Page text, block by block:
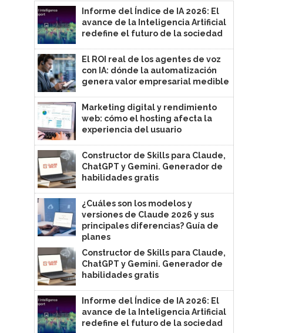
Informe del Índice de IA 2026: El
avance de la Inteligencia Artificial
redefine el futuro de la sociedad
El ROI real de los agentes de voz
con IA: dónde la automatización
genera valor empresarial medible
Marketing digital y rendimiento
web: cómo el hosting afecta la
experiencia del usuario
Constructor de Skills para Claude,
ChatGPT y Gemini. Generador de
habilidades gratis
¿Cuáles son los modelos y
versiones de Claude 2026 y sus
principales diferencias? Guía de
planes
Constructor de Skills para Claude,
ChatGPT y Gemini. Generador de
habilidades gratis
Informe del Índice de IA 2026: El
avance de la Inteligencia Artificial
redefine el futuro de la sociedad